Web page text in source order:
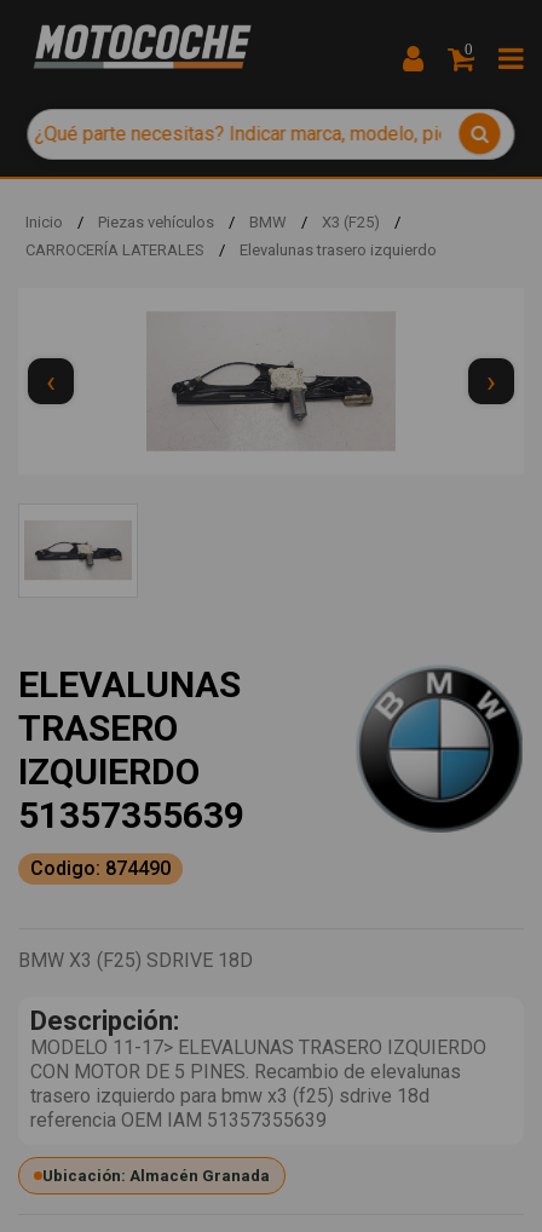
0
Inicio / Piezas vehículos / BMW / X3 (F25)
/
CARROCERÍA LATERALES
/ Elevalunas trasero izquierdo
‹ ›
ELEVALUNAS
TRASERO
IZQUIERDO
51357355639
Codigo: 874490
BMW X3 (F25) SDRIVE 18D
Descripción:
MODELO 11-17> ELEVALUNAS TRASERO IZQUIERDO
CON MOTOR DE 5 PINES. Recambio de elevalunas
trasero izquierdo para bmw x3 (f25) sdrive 18d
referencia OEM IAM 51357355639
Ubicación: Almacén Granada